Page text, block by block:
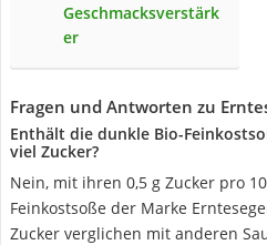
Geschmacksverstärk
er
Fragen und Antworten zu
Enthält die dunkle Bio-
viel Zucker?
Nein, mit ihren 0,5 g Zucker pro
Feinkostsoße der Marke
Zucker verglichen mit anderen